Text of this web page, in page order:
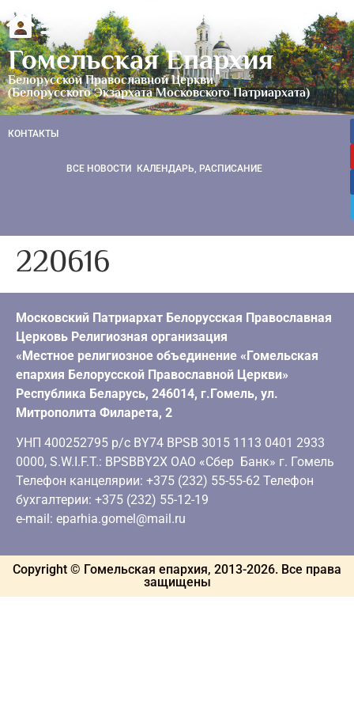
Гомельская Епархия
Белорусской Православной Церкви
(Белорусского Экзархата Московского Патриархата)
КОНТАКТЫ
ВСЕ НОВОСТИ КАЛЕНДАРЬ, РАСПИСАНИЕ
220616
Московский Патриархат Белорусская Православная
Церковь Религиозная организация
«Местное религиозное объединение «Гомельская
епархия Белорусской Православной Церкви»
Республика Беларусь, 246014, г.Гомель, ул.
Митрополита Филарета, 2
УНП 400252795 р/с BY74 BPSB 3015 1113 0401 2933
0000, S.W.I.F.T.: BPSBBY2X ОАО «Сбер Банк» г. Гомель
Телефон канцелярии: +375 (232) 55-55-62 Телефон
бухгалтерии: +375 (232) 55-12-19
e-mail: eparhia.gomel@mail.ru
Copyright © Гомельская епархия, 2013-2026. Все права
защищены